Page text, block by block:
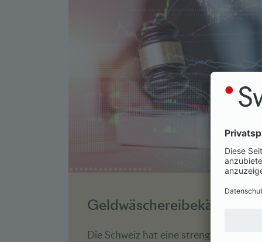
Die Schweiz hat eine strenge